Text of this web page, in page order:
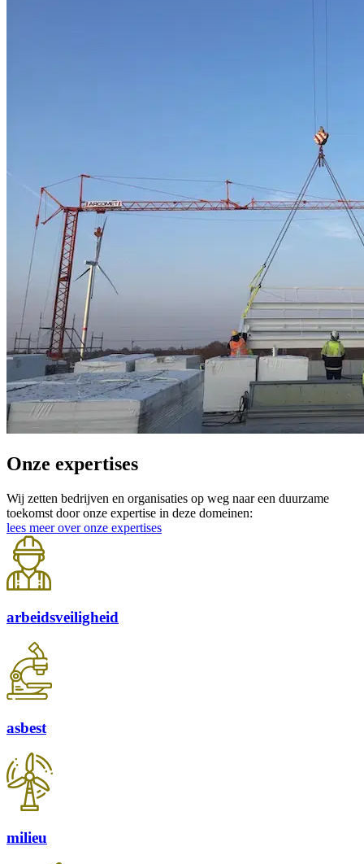
Onze expertises
Wij zetten bedrijven en organisaties op weg naar een duurzame
toekomst door onze expertise in deze domeinen:
lees meer over onze expertises
arbeidsveiligheid
asbest
milieu